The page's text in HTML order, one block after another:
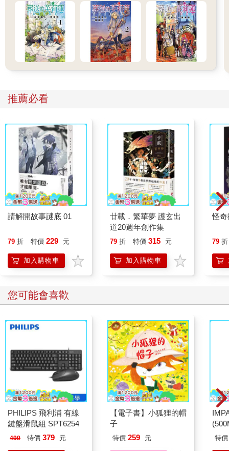
推薦必看
請解開故事謎底 01
79 折 特價 229 元
加入購物車
廿載．繁華夢 護玄出
道20週年創作集
79 折 特價 315 元
加入購物車
怪
79 折
您可能會喜歡
PHILIPS 飛利浦 有線
鍵盤滑鼠組 SPT6254
499 特價 379 元
【電子書】小狐狸的帽
子
特價 259 元 特價